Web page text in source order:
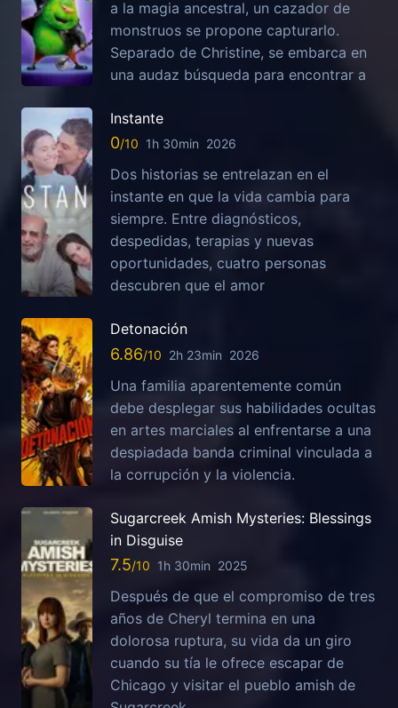
a la magia ancestral, un cazador de
monstruos se propone capturarlo.
Separado de Christine, se embarca en
una audaz búsqueda para encontrar a
Instante
0 1h 30min 2026
Dos historias se entrelazan en el
instante en que la vida cambia para
siempre. Entre diagnósticos,
despedidas, terapias y nuevas
oportunidades, cuatro personas
descubren que el amor
Detonación
6.86 2h 23min 2026
Una familia aparentemente común
debe desplegar sus habilidades ocultas
en artes marciales al enfrentarse a una
despiadada banda criminal vinculada a
la corrupción y la violencia.
Sugarcreek Amish Mysteries: Blessings
in Disguise
7.5 1h 30min 2025
Después de que el compromiso de tres
años de Cheryl termina en una
dolorosa ruptura, su vida da un giro
cuando su tía le ofrece escapar de
Chicago y visitar el pueblo amish de